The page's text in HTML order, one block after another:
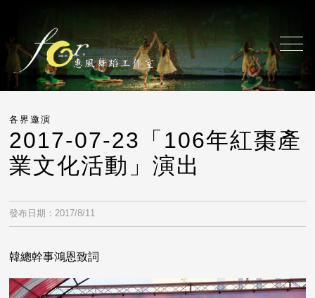
各界邀演
2017-07-23「106年紅棗產
業文化活動」演出
發布日期：2017/8/11
韓總幹事鴻恩致詞